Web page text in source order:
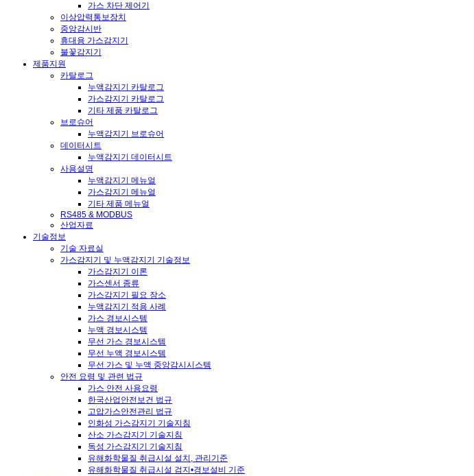
가스 차단 제어기
이상압력통보장치
중앙감시반
휴대용 가스감지기
불꽃감지기
제품지원
카탈로그
누액감지기 카탈로그
가스감지기 카탈로그
기타 제품 카탈로그
브로슈어
누액감지기 브로슈어
데이터시트
누액감지기 데이터시트
사용설명
누액감지기 메뉴얼
가스감지기 메뉴얼
기타 제품 메뉴얼
RS485 & MODBUS
산업자료
기술정보
기술 자료실
가스감지기 및 누액감지기 기술정보
가스감지기 이론
가스센서 종류
가스감지기 필요 장소
누액감지기 적용 사례
가스 경보시스템
누액 경보시스템
무선 가스 경보시스템
무선 누액 경보시스템
무선 가스 및 누액 중앙감시시스템
안전 요령 및 관련 법규
가스 안전 사용요령
한국산업안전보건 법규
고압가스안전관리 법규
인화성 가스감지기 기술지침
산소 가스감지기 기술지침
독성 가스감지기 기술지침
유해화학물질 취급시설 설치, 관리기준
유해화학물질 취급시설 검지•경보설비 기준